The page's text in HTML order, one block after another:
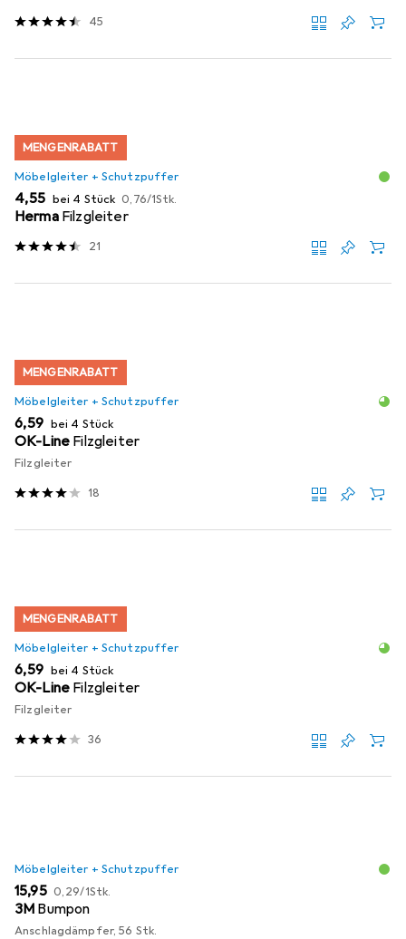
45
MENGENRABATT
Möbelgleiter + Schutzpuffer
EUR
4,55 bei 4 Stück EUR
0,76/1Stk.
Herma Filzgleiter
21
MENGENRABATT
Möbelgleiter + Schutzpuffer
EUR
6,59 bei 4 Stück
OK-Line Filzgleiter
Filzgleiter
18
MENGENRABATT
Möbelgleiter + Schutzpuffer
EUR
6,59 bei 4 Stück
OK-Line Filzgleiter
Filzgleiter
36
Möbelgleiter + Schutzpuffer
EUR
15,95 EUR
0,29/1Stk.
3M Bumpon
Anschlagdämpfer, 56 Stk.